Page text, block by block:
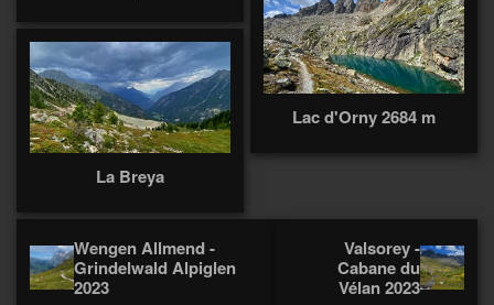
Lac d'Orny 2684 m
La Breya
Wengen Allmend -
Grindelwald Alpiglen
2023
Valsorey -
Cabane du
Vélan 2023